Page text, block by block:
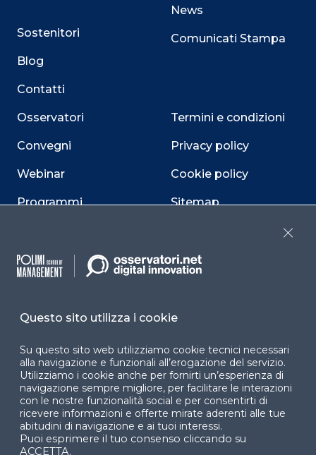
Sostenitori
Blog
Contatti
Osservatori
Convegni
Webinar
Programmi
News
Comunicati Stampa
Termini e condizioni
Privacy policy
Cookie policy
Sitemap
Facebook LinkedIn
YouTube X
Questo sito utilizza i cookie
Su questo sito web utilizziamo cookie tecnici necessari
alla navigazione e funzionali all’erogazione del servizio.
Utilizziamo i cookie anche per fornirti un’esperienza di
navigazione sempre migliore, per facilitare le interazioni
con le nostre funzionalità social e per consentirti di
ricevere informazioni e offerte mirate aderenti alle tue
abitudini di navigazione e ai tuoi interessi.
Puoi esprimere il tuo consenso cliccando su
ACCETTA.